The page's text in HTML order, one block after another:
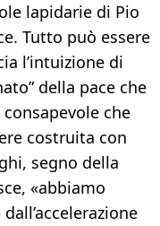
lapidarie di Pio
Tutto può essere
l’intuizione di
della pace che
che
costruita con
segno della
«abbiamo